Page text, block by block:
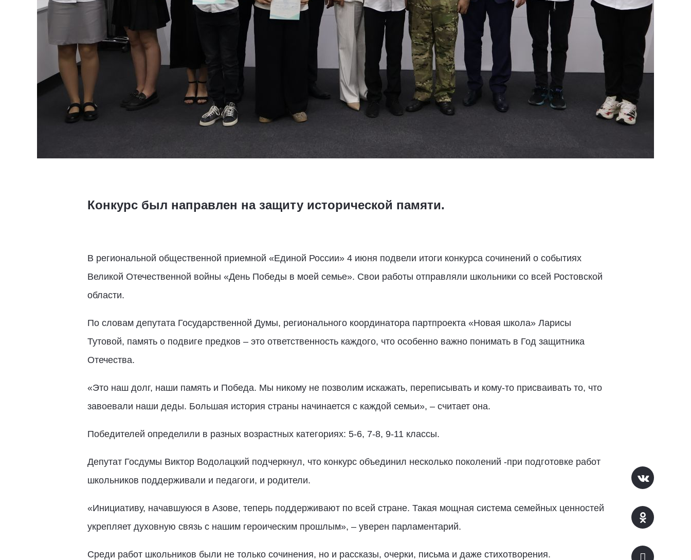
Конкурс был направлен на защиту исторической памяти.
В региональной общественной приемной «Единой России» 4 июня подвели итоги конкурса сочинений о событиях
Великой Отечественной войны «День Победы в моей семье». Свои работы отправляли школьники со всей Ростовской
области.
По словам депутата Государственной Думы, регионального координатора партпроекта «Новая школа» Ларисы
Тутовой, память о подвиге предков – это ответственность каждого, что особенно важно понимать в Год защитника
Отечества.
«Это наш долг, наши память и Победа. Мы никому не позволим искажать, переписывать и кому-то присваивать то, что
завоевали наши деды. Большая история страны начинается с каждой семьи», – считает она.
Победителей определили в разных возрастных категориях: 5-6, 7-8, 9-11 классы.
Депутат Госдумы Виктор Водолацкий подчеркнул, что конкурс объединил несколько поколений -при подготовке работ
школьников поддерживали и педагоги, и родители.
«Инициативу, начавшуюся в Азове, теперь поддерживают по всей стране. Такая мощная система семейных ценностей
укрепляет духовную связь с нашим героическим прошлым», – уверен парламентарий.
Среди работ школьников были не только сочинения, но и рассказы, очерки, письма и даже стихотворения.